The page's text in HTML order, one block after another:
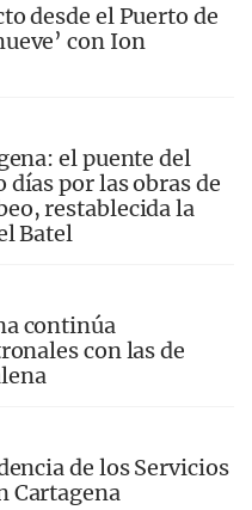
desde el Puerto de
con Ion
el puente del
por las obras de
restablecida la
Batel
continúa
con las de
de los Servicios
Cartagena